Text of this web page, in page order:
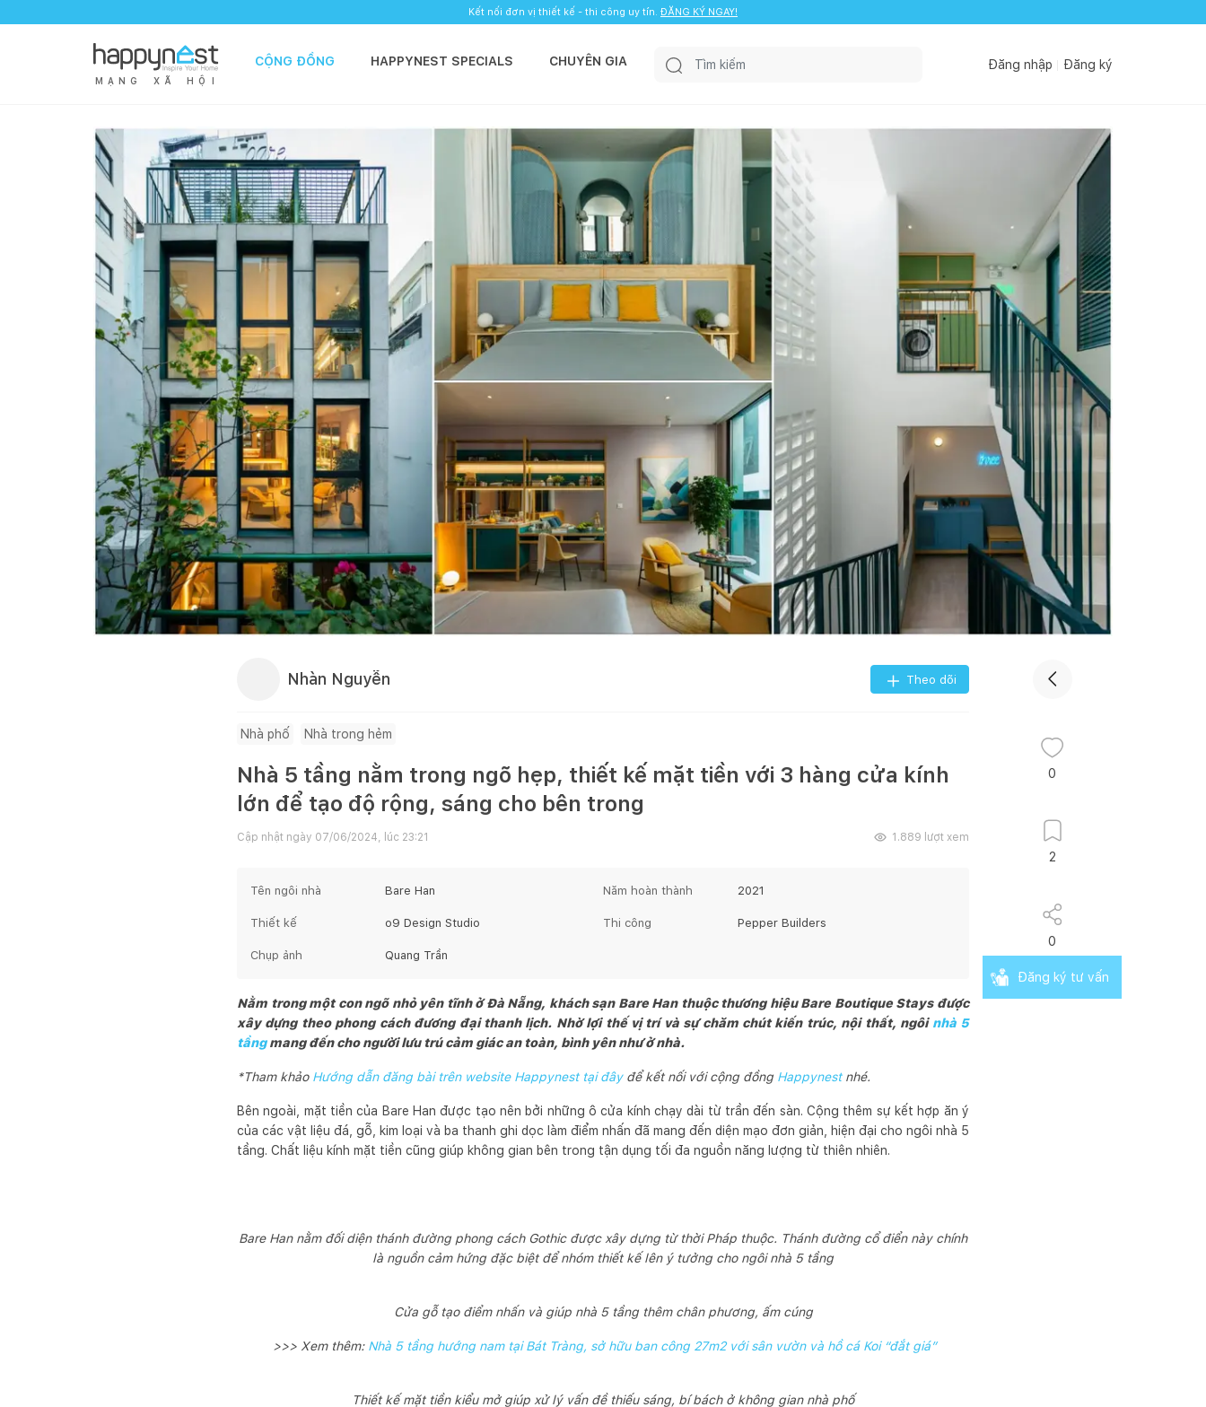
Kết nối đơn vị thiết kế - thi công uy tín. ĐĂNG KÝ NGAY!
M Ạ N G X Ã H Ộ I
CỘNG ĐỒNG HAPPYNEST SPECIALS CHUYÊN GIA Đăng nhập Đăng ký
Nhàn Nguyễn Theo dõi
Nhà phố Nhà trong hẻm
Nhà 5 tầng nằm trong ngõ hẹp, thiết kế mặt tiền với 3 hàng cửa kính
lớn để tạo độ rộng, sáng cho bên trong
Cập nhật ngày 07/06/2024, lúc 23:21 1.889 lượt xem
Tên ngôi nhà Bare Han Năm hoàn thành 2021
Thiết kế o9 Design Studio Thi công Pepper Builders
Chụp ảnh Quang Trần
Nằm trong một con ngõ nhỏ yên tĩnh ở Đà Nẵng, khách sạn Bare Han thuộc thương hiệu Bare Boutique Stays được
xây dựng theo phong cách đương đại thanh lịch. Nhờ lợi thế vị trí và sự chăm chút kiến trúc, nội thất, ngôi nhà 5
tầngmang đến cho người lưu trú cảm giác an toàn, bình yên như ở nhà.
*Tham khảo Hướng dẫn đăng bài trên website Happynest tại đâyđể kết nối với cộng đồng Happynest nhé.
Bên ngoài, mặt tiền của Bare Han được tạo nên bởi những ô cửa kính chạy dài từ trần đến sàn. Cộng thêm sự kết hợp ăn ý
của các vật liệu đá, gỗ, kim loại và ba thanh ghi dọc làm điểm nhấn đã mang đến diện mạo đơn giản, hiện đại cho ngôi nhà 5
tầng. Chất liệu kính mặt tiền cũng giúp không gian bên trong tận dụng tối đa nguồn năng lượng từ thiên nhiên.
Bare Han nằm đối diện thánh đường phong cách Gothic được xây dựng từ thời Pháp thuộc. Thánh đường cổ điển này chính
là nguồn cảm hứng đặc biệt để nhóm thiết kế lên ý tưởng cho ngôi nhà 5 tầng
Cửa gỗ tạo điểm nhấn và giúp nhà 5 tầng thêm chân phương, ấm cúng
>>> Xem thêm: Nhà 5 tầng hướng nam tại Bát Tràng, sở hữu ban công 27m2 với sân vườn và hồ cá Koi “đắt giá”
Thiết kế mặt tiền kiểu mở giúp xử lý vấn đề thiếu sáng, bí bách ở không gian nhà phố
0
2
0
Đăng ký tư vấn